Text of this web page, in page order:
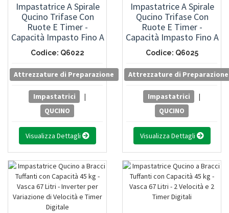
Impastatrice A Spirale
Qucino Trifase Con
Ruote E Timer -
Capacità Impasto Fino A
17 Kg - Vasca Da Litri 22
Codice: Q6022
Attrezzature di Preparazione
Impastatrici
|
QUCINO
Visualizza Dettagli
Impastatrice A Spirale
Qucino Trifase Con
Ruote E Timer -
Capacità Impasto Fino A
33 Kg - Vasca Da Litri 42
Codice: Q6025
Attrezzature di Preparazione
Impastatrici
|
QUCINO
Visualizza Dettagli